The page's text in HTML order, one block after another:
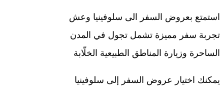
استمتع بعروض السفر الى سلوفينيا وعش
تجربة سفر مميزة تشمل تجول في المدن
الساحرة وزيارة المناطق الطبيعية الخلّابة
يمكنك اختيار عروض السفر إلى سلوفينيا